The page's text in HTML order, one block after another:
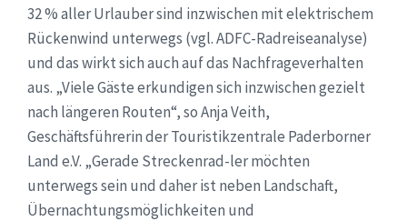
32 % aller Urlauber sind inzwischen mit elektrischem
Rückenwind unterwegs (vgl. ADFC-Radreiseanalyse)
und das wirkt sich auch auf das Nachfrageverhalten
aus. „Viele Gäste erkundigen sich inzwischen gezielt
nach längeren Routen“, so Anja Veith,
Geschäftsführerin der Touristikzentrale Paderborner
Land e.V. „Gerade Streckenrad-ler möchten
unterwegs sein und daher ist neben Landschaft,
Übernachtungsmöglichkeiten und